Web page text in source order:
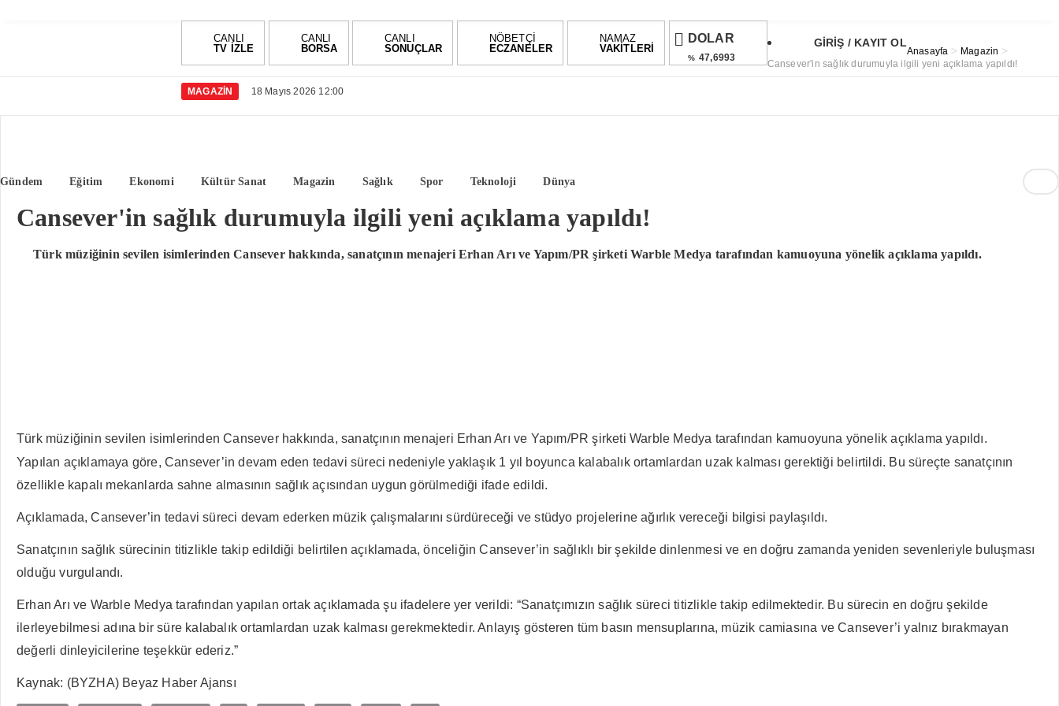
CANLI
TV İZLE
CANLI
BORSA
CANLI
SONUÇLAR
NÖBETÇİ
ECZANELER
NAMAZ
VAKİTLERİ
DOLAR
% 47,6993
GİRİŞ / KAYIT OL
Gündem Eğitim Ekonomi Kültür Sanat Magazin Sağlık Spor Teknoloji Dünya
Anasayfa > Magazin >
Cansever'in sağlık durumuyla ilgili yeni açıklama yapıldı!
MAGAZIN 18 Mayıs 2026 12:00
Cansever'in sağlık durumuyla ilgili yeni açıklama yapıldı!
Türk müziğinin sevilen isimlerinden Cansever hakkında, sanatçının menajeri Erhan Arı ve Yapım/PR şirketi Warble Medya tarafından kamuoyuna yönelik açıklama yapıldı.
Türk müziğinin sevilen isimlerinden Cansever hakkında, sanatçının menajeri Erhan Arı ve Yapım/PR şirketi Warble Medya tarafından kamuoyuna yönelik açıklama yapıldı.
Yapılan açıklamaya göre, Cansever’in devam eden tedavi süreci nedeniyle yaklaşık 1 yıl boyunca kalabalık ortamlardan uzak kalması gerektiği belirtildi. Bu süreçte sanatçının
özellikle kapalı mekanlarda sahne almasının sağlık açısından uygun görülmediği ifade edildi.
Açıklamada, Cansever’in tedavi süreci devam ederken müzik çalışmalarını sürdüreceği ve stüdyo projelerine ağırlık vereceği bilgisi paylaşıldı.
Sanatçının sağlık sürecinin titizlikle takip edildiği belirtilen açıklamada, önceliğin Cansever’in sağlıklı bir şekilde dinlenmesi ve en doğru zamanda yeniden sevenleriyle buluşması
olduğu vurgulandı.
Erhan Arı ve Warble Medya tarafından yapılan ortak açıklamada şu ifadelere yer verildi: “Sanatçımızın sağlık süreci titizlikle takip edilmektedir. Bu sürecin en doğru şekilde
ilerleyebilmesi adına bir süre kalabalık ortamlardan uzak kalması gerekmektedir. Anlayış gösteren tüm basın mensuplarına, müzik camiasına ve Cansever’i yalnız bırakmayan
değerli dinleyicilerine teşekkür ederiz.”
Kaynak: (BYZHA) Beyaz Haber Ajansı